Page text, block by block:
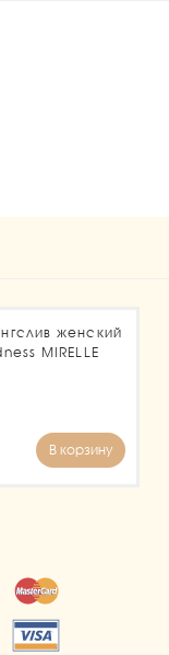
женский
MIRELLE
В корзину